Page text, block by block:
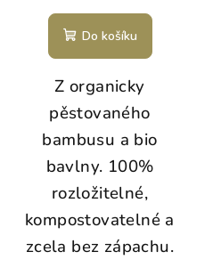
Do košíku
Z organicky
pěstovaného
bambusu a bio
bavlny. 100%
rozložitelné,
kompostovatelné a
zcela bez zápachu.